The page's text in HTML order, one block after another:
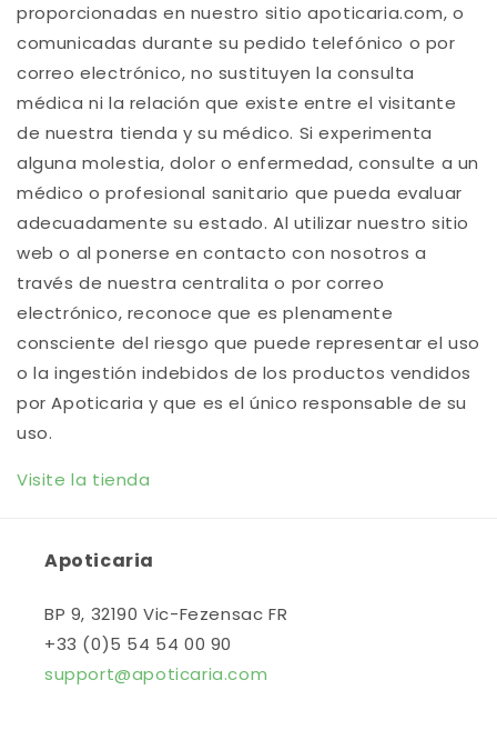
proporcionadas en nuestro sitio apoticaria.com, o
comunicadas durante su pedido telefónico o por
correo electrónico, no sustituyen la consulta
médica ni la relación que existe entre el visitante
de nuestra tienda y su médico. Si experimenta
alguna molestia, dolor o enfermedad, consulte a un
médico o profesional sanitario que pueda evaluar
adecuadamente su estado. Al utilizar nuestro sitio
web o al ponerse en contacto con nosotros a
través de nuestra centralita o por correo
electrónico, reconoce que es plenamente
consciente del riesgo que puede representar el uso
o la ingestión indebidos de los productos vendidos
por Apoticaria y que es el único responsable de su
uso.
Visite la tienda
Apoticaria
BP 9, 32190 Vic-Fezensac FR
+33 (0)5 54 54 00 90
support@apoticaria.com